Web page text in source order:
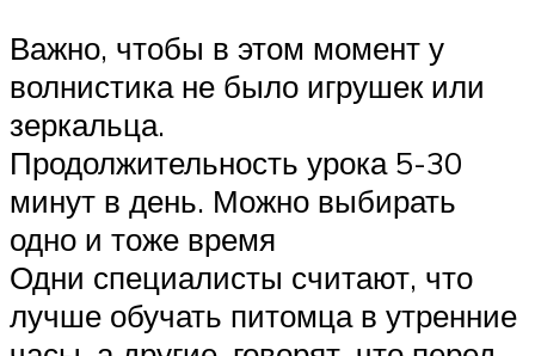
Важно, чтобы в этом момент у
волнистика не было игрушек или
зеркальца.
Продолжительность урока 5-30
минут в день. Можно выбирать
одно и тоже время
Одни специалисты считают, что
лучше обучать питомца в утренние